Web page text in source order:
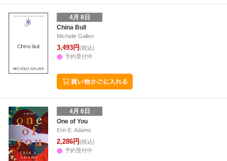
4月 8日
China Bull
Michelle Gallen
3,493円(税込)
予約受付中
4月 6日
One of You
Erin E. Adams
2,286円(税込)
予約受付中